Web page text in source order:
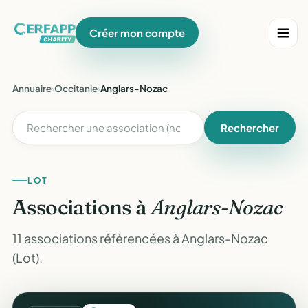
Créer mon compte
Annuaire›Occitanie›Anglars-Nozac
Rechercher
LOT
Associations àAnglars-Nozac
11 associations référencées à Anglars-Nozac
(Lot).